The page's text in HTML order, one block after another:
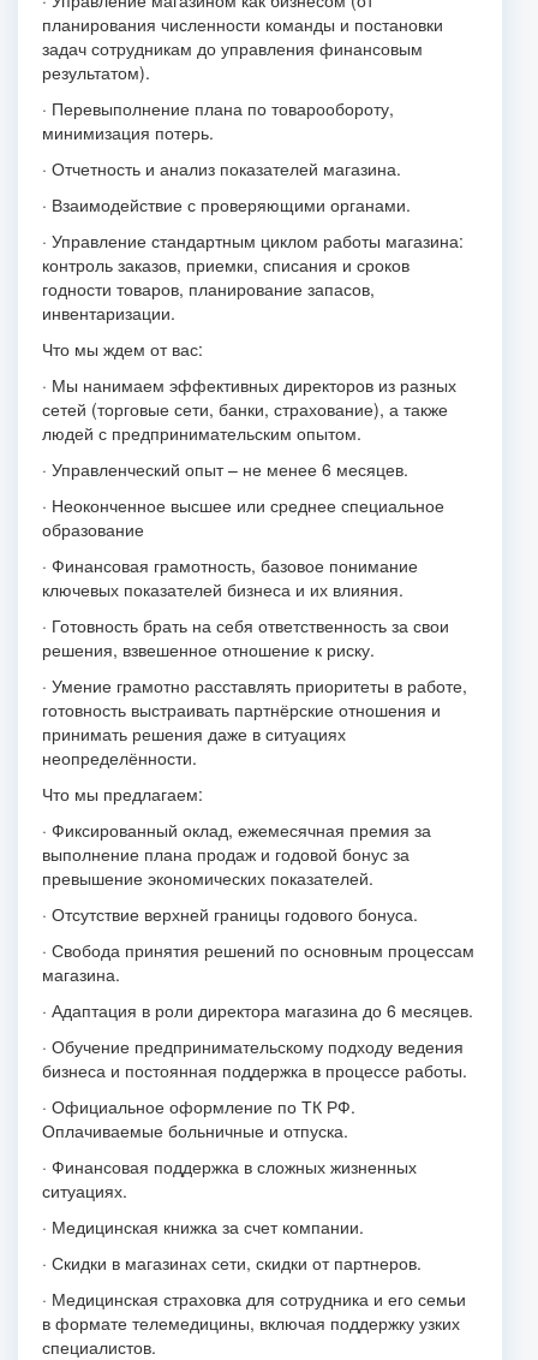
планирования численности команды и постановки
задач сотрудникам до управления финансовым
результатом).
· Перевыполнение плана по товарообороту,
минимизация потерь.
· Отчетность и анализ показателей магазина.
· Взаимодействие с проверяющими органами.
· Управление стандартным циклом работы магазина:
контроль заказов, приемки, списания и сроков
годности товаров, планирование запасов,
инвентаризации.
Что мы ждем от вас:
· Мы нанимаем эффективных директоров из разных
сетей (торговые сети, банки, страхование), а также
людей с предпринимательским опытом.
· Управленческий опыт – не менее 6 месяцев.
· Неоконченное высшее или среднее специальное
образование
· Финансовая грамотность, базовое понимание
ключевых показателей бизнеса и их влияния.
· Готовность брать на себя ответственность за свои
решения, взвешенное отношение к риску.
· Умение грамотно расставлять приоритеты в работе,
готовность выстраивать партнёрские отношения и
принимать решения даже в ситуациях
неопределённости.
Что мы предлагаем:
· Фиксированный оклад, ежемесячная премия за
выполнение плана продаж и годовой бонус за
превышение экономических показателей.
· Отсутствие верхней границы годового бонуса.
· Свобода принятия решений по основным процессам
магазина.
· Адаптация в роли директора магазина до 6 месяцев.
· Обучение предпринимательскому подходу ведения
бизнеса и постоянная поддержка в процессе работы.
· Официальное оформление по ТК РФ.
Оплачиваемые больничные и отпуска.
· Финансовая поддержка в сложных жизненных
ситуациях.
· Медицинская книжка за счет компании.
· Скидки в магазинах сети, скидки от партнеров.
· Медицинская страховка для сотрудника и его семьи
в формате телемедицины, включая поддержку узких
специалистов.